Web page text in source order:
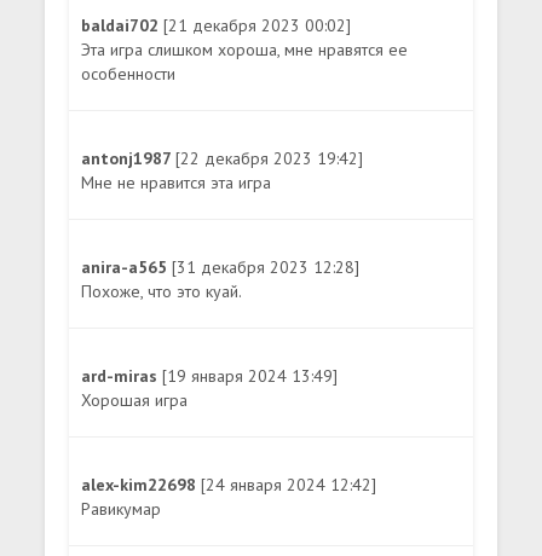
baldai702[21 декабря 2023 00:02]
Эта игра слишком хороша, мне нравятся ее
особенности
antonj1987[22 декабря 2023 19:42]
Мне не нравится эта игра
anira-a565[31 декабря 2023 12:28]
Похоже, что это куай.
ard-miras[19 января 2024 13:49]
Хорошая игра
alex-kim22698[24 января 2024 12:42]
Равикумар